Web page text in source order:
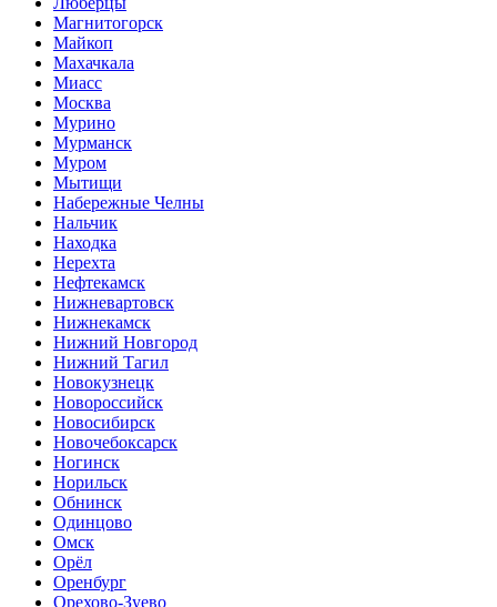
Магнитогорск
Майкоп
Махачкала
Миасс
Москва
Мурино
Мурманск
Муром
Мытищи
Набережные Челны
Нальчик
Находка
Нерехта
Нефтекамск
Нижневартовск
Нижнекамск
Нижний Новгород
Нижний Тагил
Новокузнецк
Новороссийск
Новосибирск
Новочебоксарск
Ногинск
Норильск
Обнинск
Одинцово
Омск
Орёл
Оренбург
Орехово-Зуево